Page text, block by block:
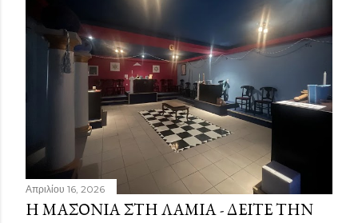
Απριλίου 16, 2026
Η ΜΑΣΟΝΊΑ ΣΤΗ ΛΑΜΊΑ - ΔΕΊΤΕ ΤΗΝ